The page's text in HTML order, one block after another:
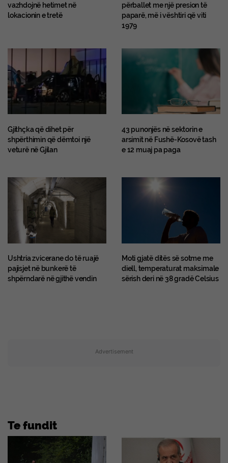
vazhdojnë hetimet në
lokacionin e tretë
përballet me një presion të
paparë, më i vështiri që viti
1979
Gjithçka që dihet për
shpërthimin që dëmtoi një
veturë në Gjilan
43 punonjës në sektorin e
arsimit në Fushë-Kosovë tash
e 12 muaj pa paga
Ushtria zvicerane do të ruajë
pajisjet në bunkerë të
shpërndarë në gjithë vendin
Moti gjatë ditës së sotme me
diell, temperaturat maksimale
sërish deri në 38 gradë Celsius
Advertisement
Te fundit